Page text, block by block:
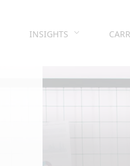
INSIGHTS